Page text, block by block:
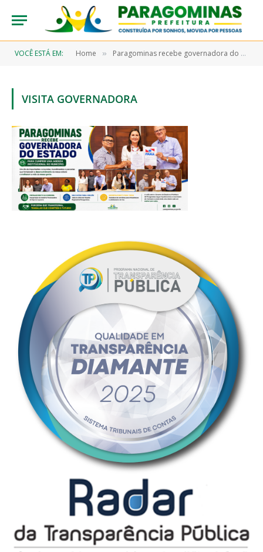
VOCÊ ESTÁ EM: Home » Paragominas recebe governadora do Estado e celebra investimentos para o desenvolvimento do município
VISITA GOVERNADORA